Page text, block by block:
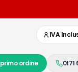
IVA
ordine 0171